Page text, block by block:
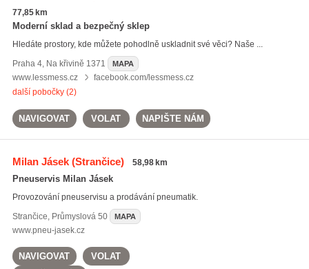
77,85 km
Moderní sklad a bezpečný sklep
Hledáte prostory, kde můžete pohodlně uskladnit své věci? Naše ...
Praha 4, Na křivině 1371 MAPA
www.lessmess.cz
facebook.com/lessmess.cz
další pobočky (2)
NAVIGOVAT VOLAT NAPIŠTE NÁM
Milan Jásek(Strančice) 58,98 km
Pneuservis Milan Jásek
Provozování pneuservisu a prodávání pneumatik.
Strančice, Průmyslová 50 MAPA
www.pneu-jasek.cz
NAVIGOVAT
VOLAT